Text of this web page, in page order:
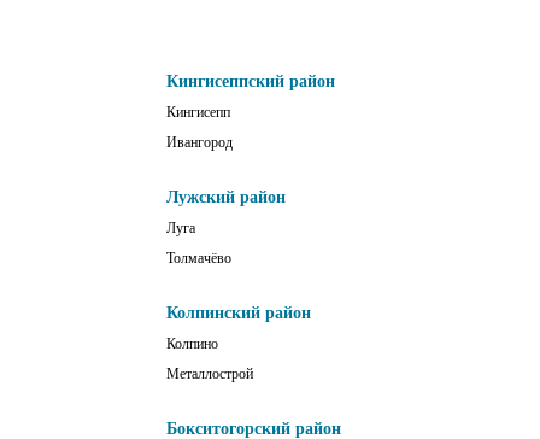
Кингисеппский район
Кингисепп
Ивангород
Лужский район
Луга
Толмачёво
Колпинский район
Колпино
Металлострой
Бокситогорский район